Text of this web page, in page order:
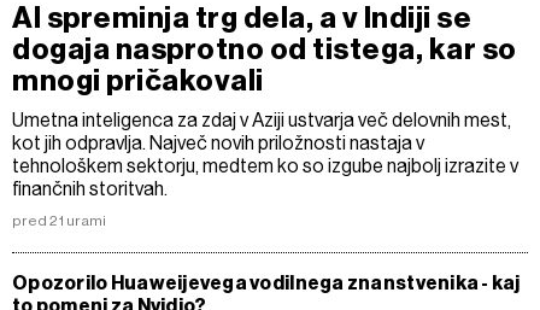
AI spreminja trg dela, a v Indiji se
dogaja nasprotno od tistega, kar so
mnogi pričakovali
Umetna inteligenca za zdaj v Aziji ustvarja več delovnih mest,
kot jih odpravlja. Največ novih priložnosti nastaja v
tehnološkem sektorju, medtem ko so izgube najbolj izrazite v
finančnih storitvah.
pred 21 urami
Opozorilo Huaweijevega vodilnega znanstvenika - kaj